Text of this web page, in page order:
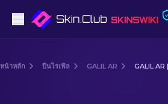
หน้าหลัก ปืนไรเฟิล GALIL AR GALIL AR